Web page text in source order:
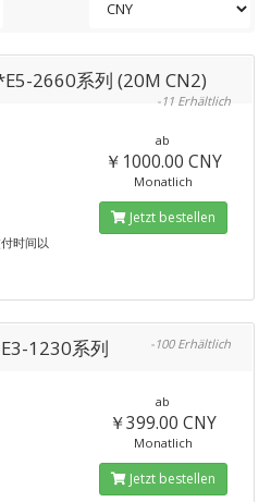
2660系列 (20M CN2)
-11 Erhältlich
时间以
ab
￥1000.00 CNY
Monatlich
Jetzt bestellen
1230系列 -100 Erhältlich
ab
￥399.00 CNY
Monatlich
Jetzt bestellen